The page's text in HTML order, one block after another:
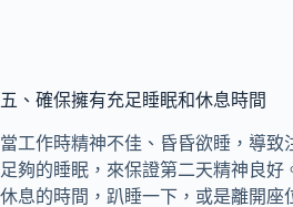
五、確保擁有充足睡眠和休息時間
當工作時精神不佳、昏昏欲睡，導
足夠的睡眠，來保證第二天精神良
休息的時間，趴睡一下，或是離開座